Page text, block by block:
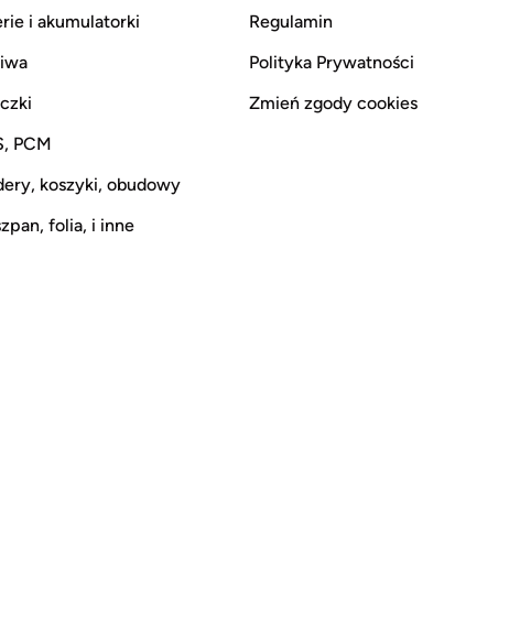
i akumulatorki
PCM
koszyki, obudowy
folia, i inne
Regulamin
Polityka Prywatności
Zmień zgody cookies